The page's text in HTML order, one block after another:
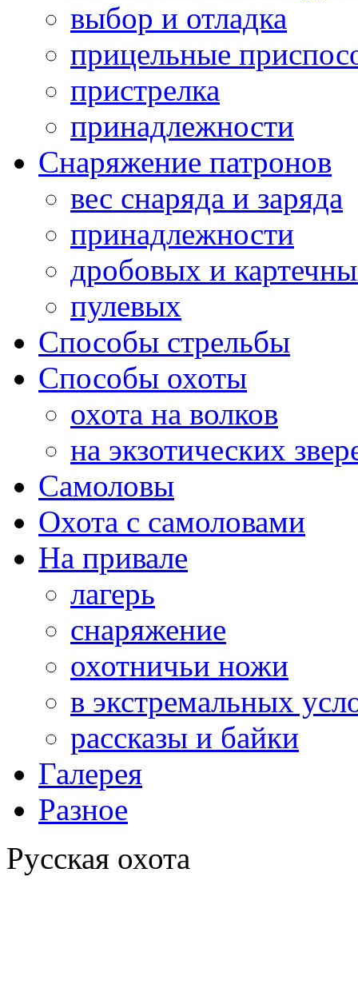
выбор и отладка
прицельные
пристрелка
принадлежности
Снаряжение патронов
вес снаряда и заряда
принадлежности
дробовых и
пулевых
Способы стрельбы
Способы охоты
охота на волков
на экзотических
Самоловы
Охота с самоловами
На привале
лагерь
снаряжение
охотничьи ножи
в экстремальных
рассказы и байки
Галерея
Разное
Русская охота